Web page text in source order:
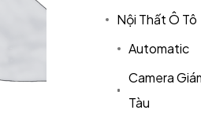
Nội Thất Ô Tô
Automatic
Camera
Tàu